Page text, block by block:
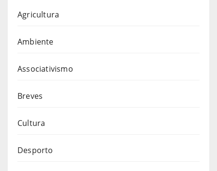
Agricultura
Ambiente
Associativismo
Breves
Cultura
Desporto